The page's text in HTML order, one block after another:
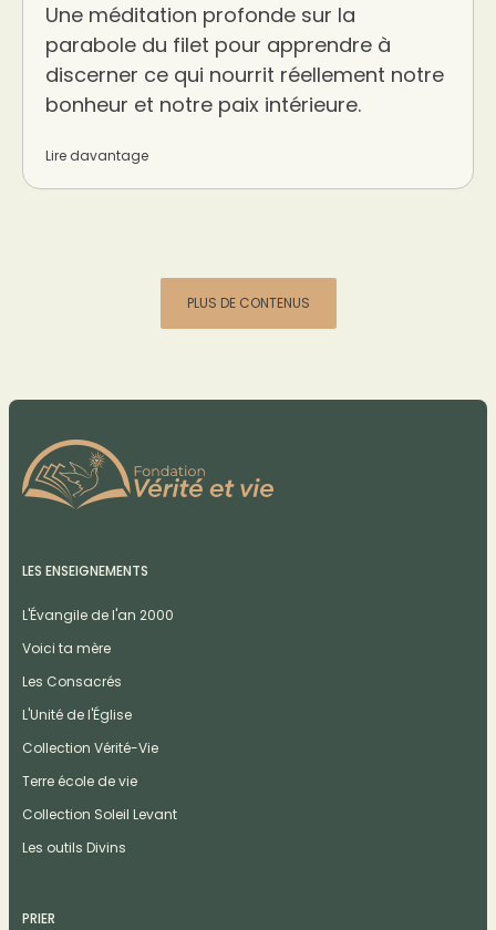
Une méditation profonde sur la
parabole du filet pour apprendre à
discerner ce qui nourrit réellement notre
bonheur et notre paix intérieure.
Lire davantage
PLUS DE CONTENUS
LES ENSEIGNEMENTS
L'Évangile de l'an 2000
Voici ta mère
Les Consacrés
L'Unité de l'Église
Collection Vérité-Vie
Terre école de vie
Collection Soleil Levant
Les outils Divins
PRIER